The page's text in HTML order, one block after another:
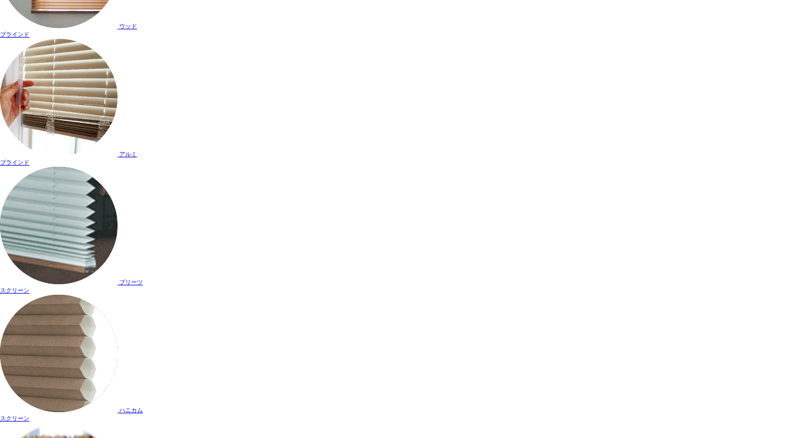
ウッド
ブラインド
アルミ
ブラインド
プリーツ
スクリーン
ハニカム
スクリーン